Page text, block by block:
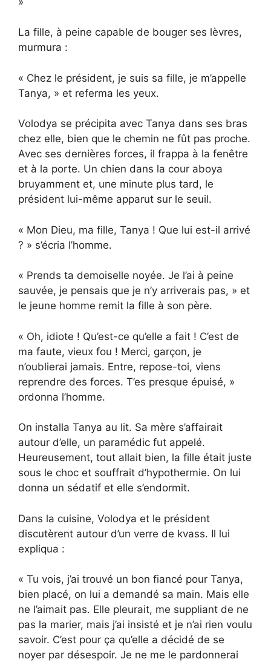
La fille, à peine capable de bouger ses lèvres,
murmura :
« Chez le président, je suis sa fille, je m’appelle
Tanya, » et referma les yeux.
Volodya se précipita avec Tanya dans ses bras
chez elle, bien que le chemin ne fût pas proche.
Avec ses dernières forces, il frappa à la fenêtre
et à la porte. Un chien dans la cour aboya
bruyamment et, une minute plus tard, le
président lui-même apparut sur le seuil.
« Mon Dieu, ma fille, Tanya ! Que lui est-il arrivé
? » s’écria l’homme.
« Prends ta demoiselle noyée. Je l’ai à peine
sauvée, je pensais que je n’y arriverais pas, » et
le jeune homme remit la fille à son père.
« Oh, idiote ! Qu’est-ce qu’elle a fait ! C’est de
ma faute, vieux fou ! Merci, garçon, je
n’oublierai jamais. Entre, repose-toi, viens
reprendre des forces. T’es presque épuisé, »
ordonna l’homme.
On installa Tanya au lit. Sa mère s’affairait
autour d’elle, un paramédic fut appelé.
Heureusement, tout allait bien, la fille était juste
sous le choc et souffrait d’hypothermie. On lui
donna un sédatif et elle s’endormit.
Dans la cuisine, Volodya et le président
discutèrent autour d’un verre de kvass. Il lui
expliqua :
« Tu vois, j’ai trouvé un bon fiancé pour Tanya,
bien placé, on lui a demandé sa main. Mais elle
ne l’aimait pas. Elle pleurait, me suppliant de ne
pas la marier, mais j’ai insisté et je n’ai rien voulu
savoir. C’est pour ça qu’elle a décidé de se
noyer par désespoir. Je ne me le pardonnerai